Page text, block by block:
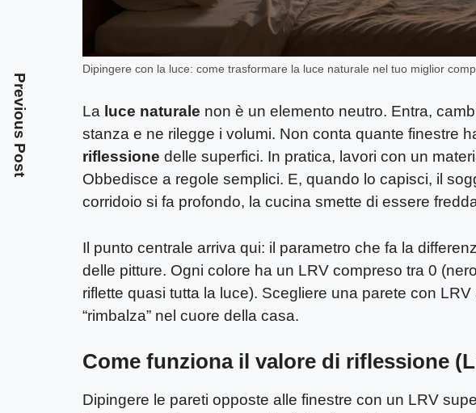
Dipingere con la luce: come trasformare la luce naturale nel tuo miglior
La luce naturale non è un elemento neutro. Entra,
stanza e ne rilegge i volumi. Non conta quante finestre
riflessione delle superfici. In pratica, lavori con un
Obbedisce a regole semplici. E, quando lo capisci, il
corridoio si fa profondo, la cucina smette di essere
Il punto centrale arriva qui: il parametro che fa la
delle pitture. Ogni colore ha un LRV compreso tra 0
riflette quasi tutta la luce). Scegliere una parete con
“rimbalza” nel cuore della casa.
Come funziona il valore di riflessione
Dipingere le pareti opposte alle finestre con un LRV
Previous Post